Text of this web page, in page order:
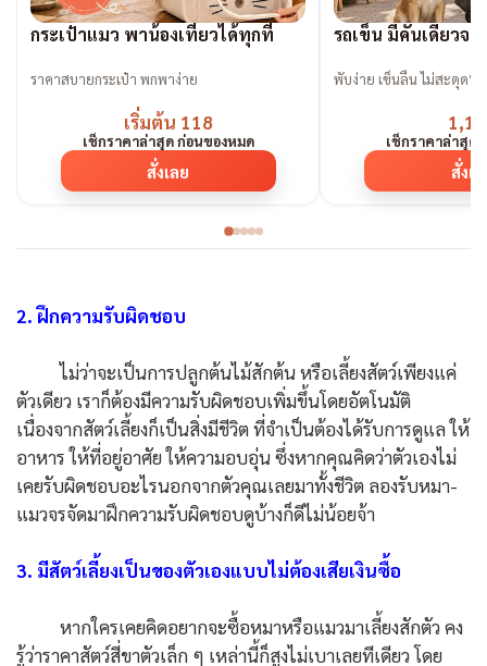
กระเป๋าแมว พาน้องเที่ยวได้ทุกที่
ราคาสบายกระเป๋า พกพาง่าย
เริ่มต้น 118
เช็กราคาล่าสุด ก่อนของหมด
สั่งเลย
รถเข็น มีคันเดียวจบ
พับง่าย เข็นลื่น ไม่สะดุด“ต้
เช็กราคาล่าสุด
สั่งเ
2. ฝึกความรับผิดชอบ
ไม่ว่าจะเป็นการปลูกต้นไม้สักต้น หรือเลี้ยงสัตว์เพียงแค่
ตัวเดียว เราก็ต้องมีความรับผิดชอบเพิ่มขึ้นโดยอัตโนมัติ
เนื่องจากสัตว์เลี้ยงก็เป็นสิ่งมีชีวิต ที่จำเป็นต้องได้รับการดูแล ให้
อาหาร ให้ที่อยู่อาศัย ให้ความอบอุ่น ซึ่งหากคุณคิดว่าตัวเองไม่
เคยรับผิดชอบอะไรนอกจากตัวคุณเลยมาทั้งชีวิต ลองรับหมา-
แมวจรจัดมาฝึกความรับผิดชอบดูบ้างก็ดีไม่น้อยจ้า
3. มีสัตว์เลี้ยงเป็นของตัวเองแบบไม่ต้องเสียเงินซื้อ
หากใครเคยคิดอยากจะซื้อหมาหรือแมวมาเลี้ยงสักตัว คง
รู้ว่าราคาสัตว์สี่ขาตัวเล็ก ๆ เหล่านี้ก็สูงไม่เบาเลยทีเดียว โดย